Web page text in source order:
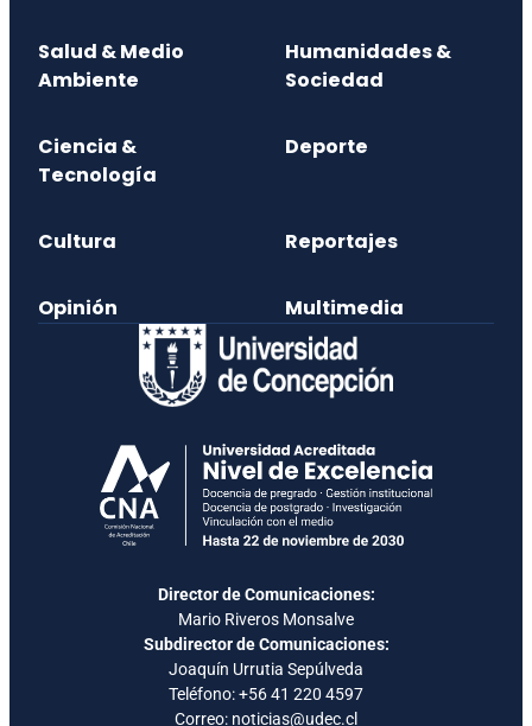
Salud & Medio
Ambiente
Humanidades &
Sociedad
Ciencia &
Tecnología
Deporte
Cultura Reportajes
Opinión Multimedia
Director de Comunicaciones:
Mario Riveros Monsalve
Subdirector de Comunicaciones:
Joaquín Urrutia Sepúlveda
Teléfono:+56 41 220 4597
Correo: noticias@udec.cl